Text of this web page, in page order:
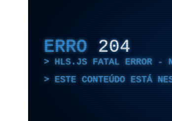
ERRO 204
HLS.JS FATAL ERROR -
ESTE CONTEÚDO ESTÁ